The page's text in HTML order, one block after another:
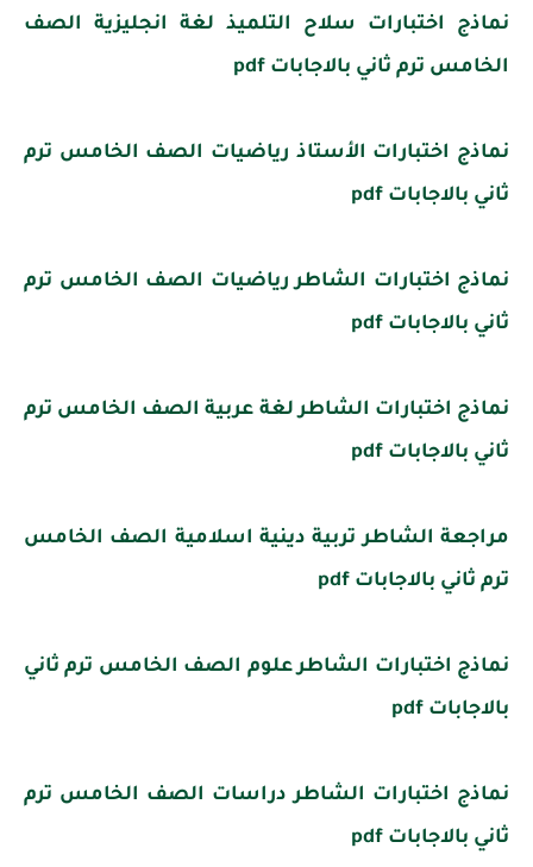
نماذج اختبارات سلاح التلميذ لغة انجليزية الصف
الخامس ترم ثاني بالاجابات pdf
نماذج اختبارات الأستاذ رياضيات الصف الخامس ترم
ثاني بالاجابات pdf
نماذج اختبارات الشاطر رياضيات الصف الخامس ترم
ثاني بالاجابات pdf
نماذج اختبارات الشاطر لغة عربية الصف الخامس ترم
ثاني بالاجابات pdf
مراجعة الشاطر تربية دينية اسلامية الصف الخامس
ترم ثاني بالاجابات pdf
نماذج اختبارات الشاطر علوم الصف الخامس ترم ثاني
بالاجابات pdf
نماذج اختبارات الشاطر دراسات الصف الخامس ترم
ثاني بالاجابات pdf